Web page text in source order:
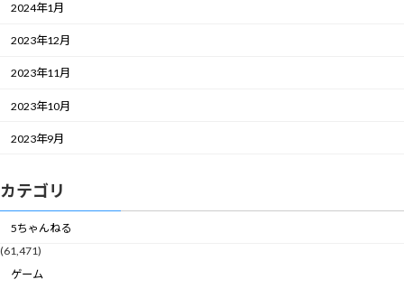
2024年1月
2023年12月
2023年11月
2023年10月
2023年9月
カテゴリ
5ちゃんねる
(61,471)
ゲーム